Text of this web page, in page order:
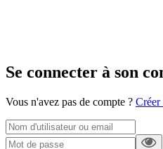
Se connecter à son
Vous n'avez pas de compte ? Créer